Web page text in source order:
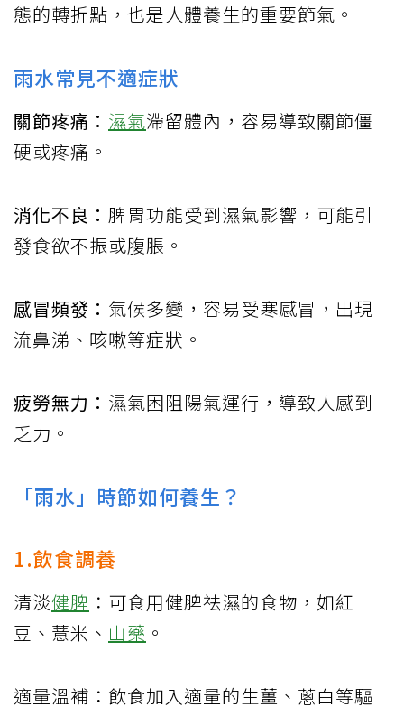
態的轉折點，也是人體養生的重要節氣。
雨水常見不適症狀
關節疼痛： 濕氣滯留體內，容易導致關節僵
硬或疼痛。
消化不良： 脾胃功能受到濕氣影響，可能引
發食欲不振或腹脹。
感冒頻發： 氣候多變，容易受寒感冒，出現
流鼻涕、咳嗽等症狀。
疲勞無力： 濕氣困阻陽氣運行，導致人感到
乏力。
「雨水」時節如何養生？
1.飲食調養
清淡健脾 ：可食用健脾祛濕的食物，如紅
豆、薏米、 山藥 。
適量溫補：飲食加入適量的生薑、蔥白等驅